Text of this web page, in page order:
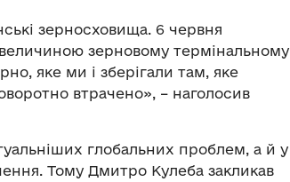
зерносховища. 6 червня
величиною зерновому термінальному
яке ми і зберігали там, яке
втрачено», – наголосив
глобальних проблем, а й у
Тому Дмитро Кулеба закликав